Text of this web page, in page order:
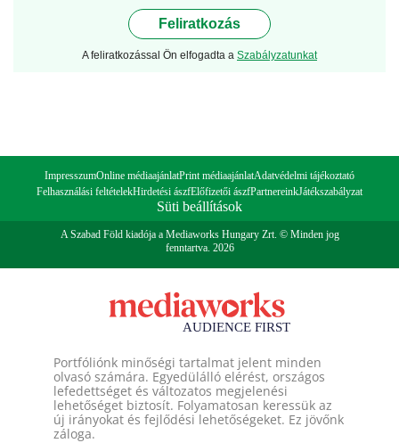
Feliratkozás
A feliratkozással Ön elfogadta a Szabályzatunkat
ImpresszumOnline médiaajánlatPrint médiaajánlatAdatvédelmi tájékoztató
Felhasználási feltételekHirdetési ászfElőfizetői ászfPartnereinkJátékszabályzat
Süti beállítások
A Szabad Föld kiadója a Mediaworks Hungary Zrt. © Minden jog
fenntartva. 2026
Portfóliónk minőségi tartalmat jelent minden
olvasó számára. Egyedülálló elérést, országos
lefedettséget és változatos megjelenési
lehetőséget biztosít. Folyamatosan keressük az
új irányokat és fejlődési lehetőségeket. Ez jövőnk
záloga.